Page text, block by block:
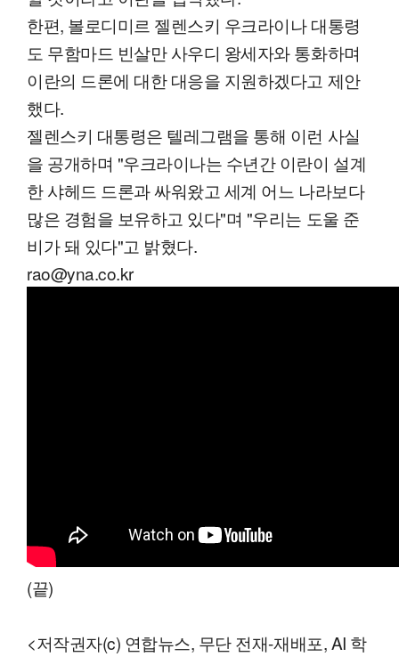
한편, 볼로디미르 젤렌스키 우크라이나 대통령
도 무함마드 빈살만 사우디 왕세자와 통화하며
이란의 드론에 대한 대응을 지원하겠다고 제안
했다.
젤렌스키 대통령은 텔레그램을 통해 이런 사실
을 공개하며 "우크라이나는 수년간 이란이 설계
한 샤헤드 드론과 싸워왔고 세계 어느 나라보다
많은 경험을 보유하고 있다"며 "우리는 도울 준
비가 돼 있다"고 밝혔다.
rao@yna.co.kr
(끝)
<저작권자(c) 연합뉴스, 무단 전재-재배포, AI 학